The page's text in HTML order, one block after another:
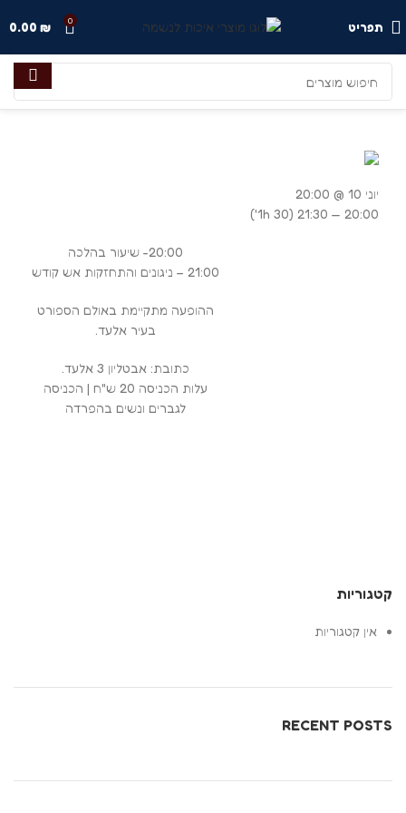
תפריט 0
0.00 ₪
20:00- שיעור בהלכה
21:00 – ניגונים והתחזקות אש קודש
ההופעה מתקיימת באולם הספורט
בעיר אלעד.
כתובת: אבטליון 3 אלעד.
עלות הכניסה 20 ש"ח | הכניסה
לגברים ונשים בהפרדה
יוני 10 @ 20:00
20:00 — 21:30
(1h 30')
קטגוריות
אין קטגוריות
RECENT POSTS